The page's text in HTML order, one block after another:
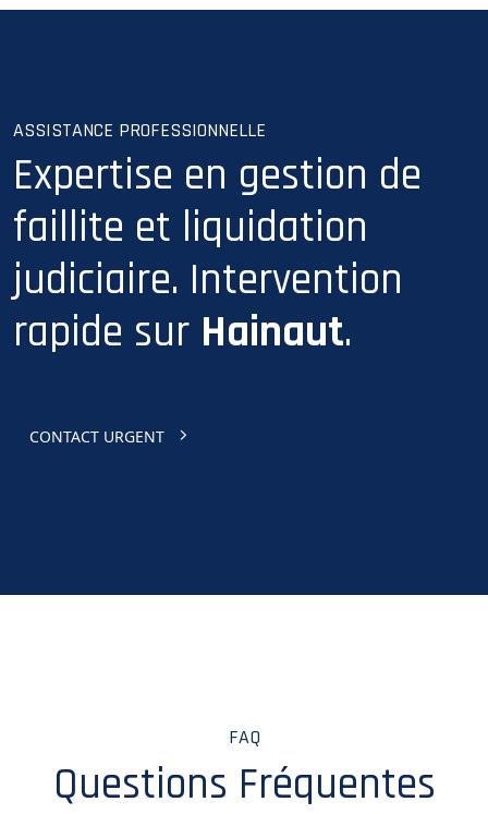
ASSISTANCE PROFESSIONNELLE
Expertise en gestion de
faillite et liquidation
judiciaire. Intervention
rapide sur Hainaut.
CONTACT URGENT
FAQ
Questions Fréquentes